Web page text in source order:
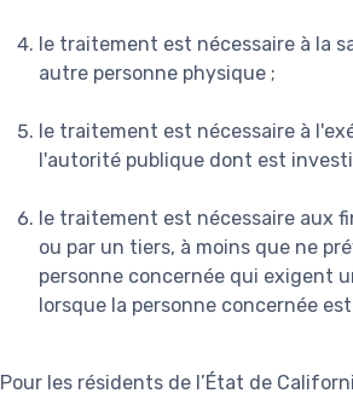
le traitement est nécessaire à la
autre personne physique ;
le traitement est nécessaire à
l'autorité publique dont est
le traitement est nécessaire aux
ou par un tiers, à moins que ne
personne concernée qui exigent
lorsque la personne concernée
Pour les résidents de l’État de